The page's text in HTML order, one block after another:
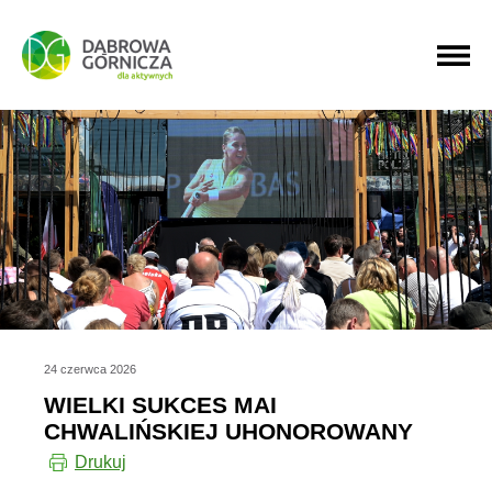
PRZEJDŹ DO MENU GŁÓWNEGO
PRZEJDŹ DO WYSZUKIWARKI
PRZEJDŹ DO TREŚCI
24 czerwca 2026
WIELKI SUKCES MAI
CHWALIŃSKIEJ UHONOROWANY
Drukuj